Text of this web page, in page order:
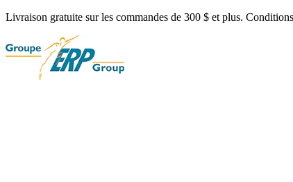
Livraison gratuite sur les commandes de 300 $ et plus.